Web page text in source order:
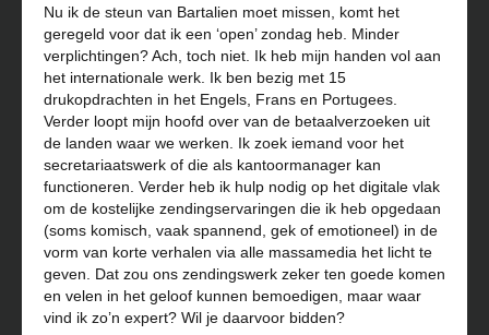
Nu ik de steun van Bartalien moet missen, komt het
geregeld voor dat ik een ‘open’ zondag heb. Minder
verplichtingen? Ach, toch niet. Ik heb mijn handen vol aan
het internationale werk. Ik ben bezig met 15
drukopdrachten in het Engels, Frans en Portugees.
Verder loopt mijn hoofd over van de betaalverzoeken uit
de landen waar we werken. Ik zoek iemand voor het
secretariaatswerk of die als kantoormanager kan
functioneren. Verder heb ik hulp nodig op het digitale vlak
om de kostelijke zendingservaringen die ik heb opgedaan
(soms komisch, vaak spannend, gek of emotioneel) in de
vorm van korte verhalen via alle massamedia het licht te
geven. Dat zou ons zendingswerk zeker ten goede komen
en velen in het geloof kunnen bemoedigen, maar waar
vind ik zo’n expert? Wil je daarvoor bidden?